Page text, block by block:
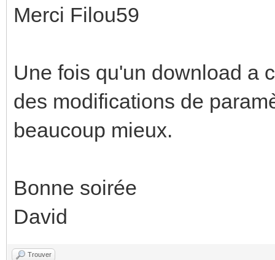
Merci Filou59
Une fois qu'un download a
des modifications de
beaucoup mieux.
Bonne soirée
David
Trouver